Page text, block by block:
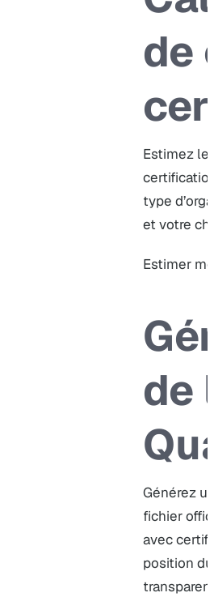
de
Estimez le
type
et votre
Estimer
de
Générez
fichier
avec
position